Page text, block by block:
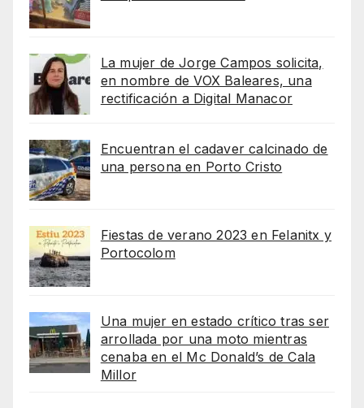
La mujer de Jorge Campos solicita,
en nombre de VOX Baleares, una
rectificación a Digital Manacor
Encuentran el cadaver calcinado de
una persona en Porto Cristo
Fiestas de verano 2023 en Felanitx y
Portocolom
Una mujer en estado crítico tras ser
arrollada por una moto mientras
cenaba en el Mc Donald’s de Cala
Millor